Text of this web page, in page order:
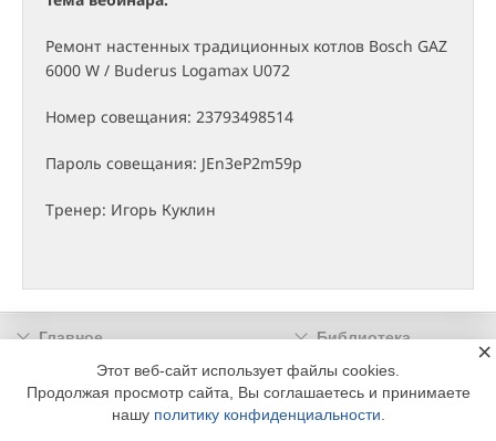
Ремонт настенных традиционных котлов Bosch GAZ
6000 W / Buderus Logamax U072
Номер совещания: 23793498514
Пароль совещания: JEn3eP2m59p
Тренер: Игорь Куклин
Главное
Библиотека
Подписка
Реклама
Информация
Этот веб-сайт использует файлы cookies.
Продолжая просмотр сайта, Вы соглашаетесь и принимаете
нашу политику конфиденциальности
×